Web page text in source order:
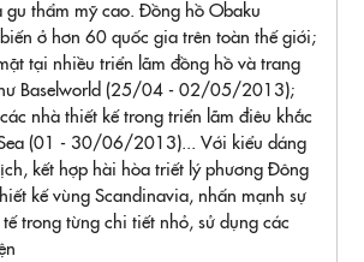
gu thẩm mỹ cao. Đồng hồ Obaku
ở hơn 60 quốc gia trên toàn thế giới;
tại nhiều triển lãm đồng hồ và trang
Baselworld (25/04 - 02/05/2013);
nhà thiết kế trong triển lãm điêu khắc
(01 - 30/06/2013)... Với kiểu dáng
kết hợp hài hòa triết lý phương Đông
kế vùng Scandinavia, nhấn mạnh sự
trong từng chi tiết nhỏ, sử dụng các